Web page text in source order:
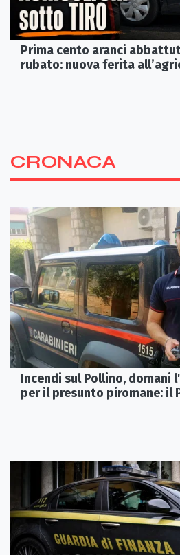
Prima cento aranci
rubato: nuova ferita
CRONACA
Incendi sul Pollino, domani
per il presunto piromane: il